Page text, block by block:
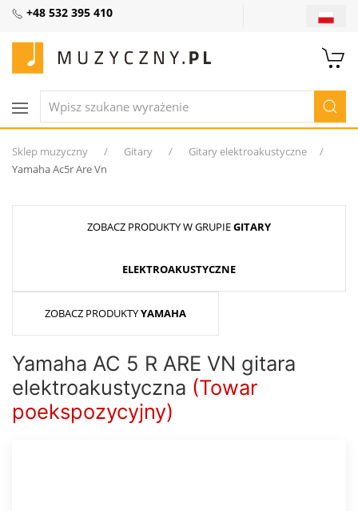
+48 532 395 410
Sklep muzyczny Gitary
Gitary elektroakustyczne
Yamaha Ac5r Are Vn
ZOBACZ PRODUKTY W GRUPIEGITARY
ELEKTROAKUSTYCZNE
ZOBACZ PRODUKTYYAMAHA
Yamaha AC 5 R ARE VN gitara
elektroakustyczna (Towar
poekspozycyjny)